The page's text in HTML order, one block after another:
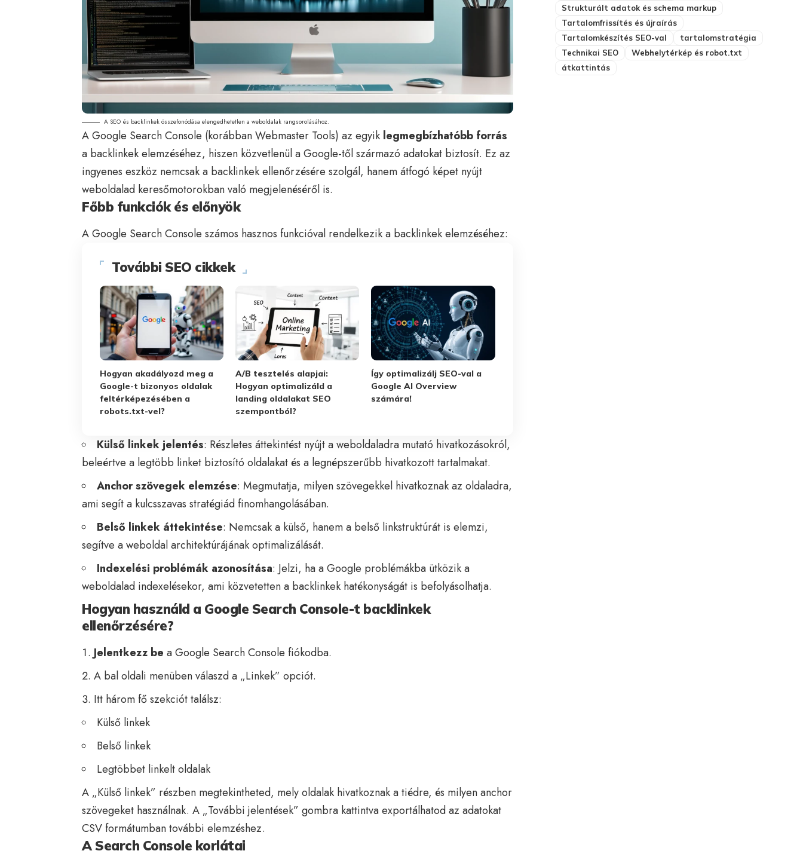
A SEO és backlinkek összefonódása elengedhetetlen a weboldalak rangsorolásához.
AGoogle Search Console (korábban Webmaster Tools) az egyik legmegbízhatóbb forrás
a backlinkek elemzéséhez, hiszen közvetlenül a Google-től származó adatokat biztosít. Ez az
ingyenes eszköz nemcsak a backlinkek ellenőrzésére szolgál, hanem átfogó képet nyújt
weboldalad keresőmotorokban való megjelenéséről is.
Főbb funkciók és előnyök
A Google Search Console számos hasznos funkcióval rendelkezik a backlinkek elemzéséhez:
További SEO cikkek
Hogyan akadályozd meg a
Google-t bizonyos oldalak
feltérképezésében a
robots.txt-vel?
A/B tesztelés alapjai:
Hogyan optimalizáld a
landing oldalakat SEO
szempontból?
Így optimalizálj SEO-val a
Google AI Overview
számára!
Külső linkek jelentés: Részletes áttekintést nyújt a weboldaladra mutató hivatkozásokról,
beleértve a legtöbb linket biztosító oldalakat és a legnépszerűbb hivatkozott tartalmakat.
Anchor szövegek elemzése: Megmutatja, milyen szövegekkel hivatkoznak az oldaladra,
ami segít a kulcsszavas stratégiád finomhangolásában.
Belső linkek áttekintése: Nemcsak a külső, hanem a belső linkstruktúrát is elemzi,
segítve a weboldal architektúrájának optimalizálását.
Indexelési problémák azonosítása: Jelzi, ha a Google problémákba ütközik a
weboldalad indexelésekor, ami közvetetten a backlinkek hatékonyságát is befolyásolhatja.
Hogyan használd a Google Search Console-t backlinkek
ellenőrzésére?
Jelentkezz be a Google Search Console fiókodba.
A bal oldali menüben válaszd a „Linkek” opciót.
Itt három fő szekciót találsz:
Külső linkek
Belső linkek
Legtöbbet linkelt oldalak
A „Külső linkek” részben megtekintheted, mely oldalak hivatkoznak a tiédre, és milyen anchor
szövegeket használnak. A „További jelentések” gombra kattintva exportálhatod az adatokat
CSV formátumban további elemzéshez.
A Search Console korlátai
Strukturált adatok és schema markup
Tartalomfrissítés és újraírás
Tartalomkészítés SEO-val
tartalomstratégia
Technikai SEO
Webhelytérkép és robot.txt
átkattintás